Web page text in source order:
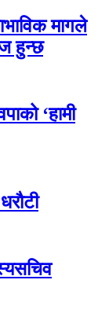
मागले
हुन्छ
‘हामी